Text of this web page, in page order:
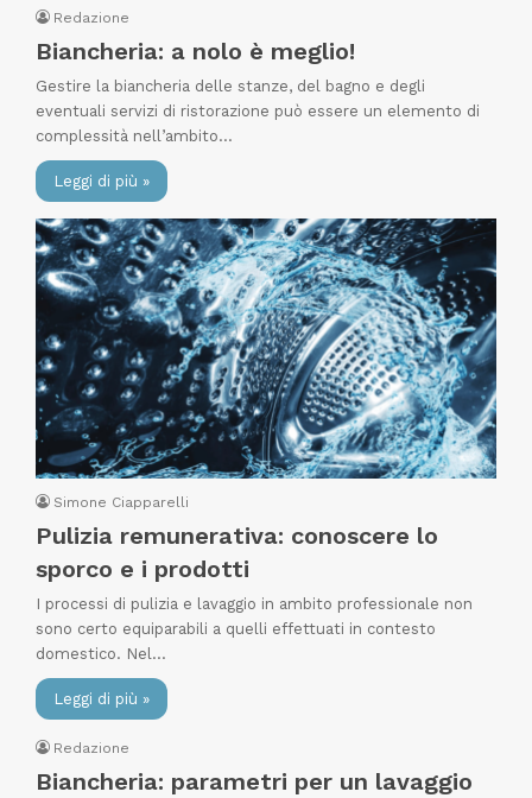
Redazione
Biancheria: a nolo è meglio!
Gestire la biancheria delle stanze, del bagno e degli
eventuali servizi di ristorazione può essere un elemento di
complessità nell’ambito…
Leggi di più »
Simone Ciapparelli
Pulizia remunerativa: conoscere lo
sporco e i prodotti
I processi di pulizia e lavaggio in ambito professionale non
sono certo equiparabili a quelli effettuati in contesto
domestico. Nel…
Leggi di più »
Redazione
Biancheria: parametri per un lavaggio